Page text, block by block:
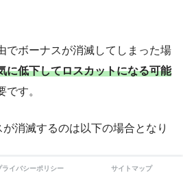
でボーナスが消滅してしまった場
に低下してロスカットになる可能
です。
消滅するのは以下の場合となり
ライバシーポリシー サイトマップ